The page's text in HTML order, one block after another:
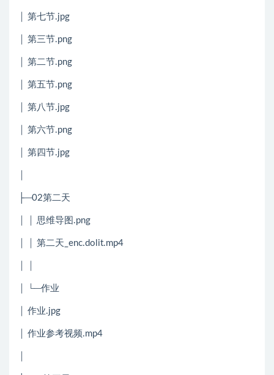
│ 第七节.jpg
│ 第三节.png
│ 第二节.png
│ 第五节.png
│ 第八节.jpg
│ 第六节.png
│ 第四节.jpg
├─02第二天
│ │ 思维导图.png
│ │ 第二天_enc.dolit.mp4
│ └─作业
│ 作业.jpg
│ 作业参考视频.mp4